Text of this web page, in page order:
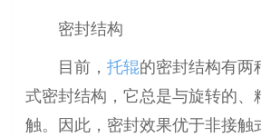
密封结构
目前，托辊的密封结构有两
式密封结构，它总是与旋转的、
触。因此，密封效果优于非接触